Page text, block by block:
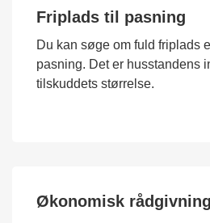
Friplads til pasning
Du kan søge om fuld friplads
pasning. Det er husstandens
tilskuddets størrelse.
Økonomisk rådgivning